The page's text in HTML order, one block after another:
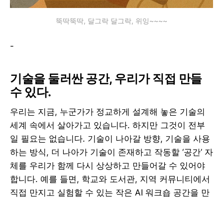
뚝딱뚝딱, 달그락 달그락, 위잉~~~~
-
기술을 둘러싼 공간, 우리가 직접 만들
수 있다.
우리는 지금, 누군가가 정교하게 설계해 놓은 기술의
세계 속에서 살아가고 있습니다. 하지만 그것이 전부
일 필요는 없습니다. 기술이 나아갈 방향, 기술을 사용
하는 방식, 더 나아가 기술이 존재하고 작동할 ‘공간’ 자
체를 우리가 함께 다시 상상하고 만들어갈 수 있어야
합니다. 예를 들면, 학교와 도서관, 지역 커뮤니티에서
직접 만지고 실험할 수 있는 작은 AI 워크숍 공간을 만